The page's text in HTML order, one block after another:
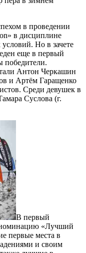
в проведении
в дисциплине
Но в зачете
еще в первый
победители.
Антон Черкашин
и Артём Гаращенко
Среди девушек в
Суслова (г.
В первый
«Лучший
первые места в
и своим